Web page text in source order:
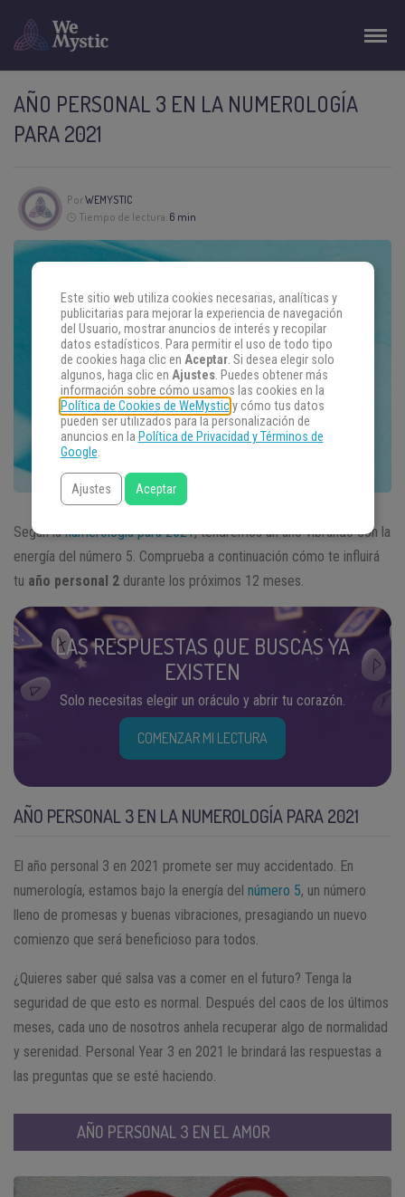
AÑO PERSONAL 3 EN LA NUMEROLOGÍA
PARA 2021
PorWEMYSTIC
Tiempo de lectura: 6 min
Según lanumerología para 2021, tendremos un año vibrando con la
energía del número 5. Comprueba a continuación cómo te influirá
tu año personal 2 durante los próximos 12 meses.
LAS RESPUESTAS QUE BUSCAS YA
EXISTEN
Solo necesitas elegir un oráculo y abrir tu corazón.
COMENZAR MI LECTURA
AÑO PERSONAL 3 EN LA NUMEROLOGÍA PARA 2021
El año personal 3 en 2021 promete ser muy accidentado. En
numerología, estamos bajo la energía del número 5, un número
lleno de promesas y buenas vibraciones, presagiando un nuevo
comienzo que será beneficioso para todos.
¿Quieres saber qué salsa vas a comer en el futuro? Tenga la
seguridad de que esto es normal. Después del caos de los últimos
meses, cada uno de nosotros anhela recuperar algo de normalidad
y serenidad. Personal Year 3 en 2021 le brindará las respuestas a
las preguntas que se esté haciendo.
AÑO PERSONAL 3 EN EL AMOR
Este sitio web utiliza cookies necesarias, analíticas y
publicitarias para mejorar la experiencia de navegación
del Usuario, mostrar anuncios de interés y recopilar
datos estadísticos. Para permitir el uso de todo tipo
de cookies haga clic en Aceptar. Si desea elegir solo
algunos, haga clic en Ajustes. Puedes obtener más
información sobre cómo usamos las cookies en la
Política de Cookies de WeMysticy cómo tus datos
pueden ser utilizados para la personalización de
anuncios en la Política de Privacidad y Términos de
Google.
Ajustes Aceptar